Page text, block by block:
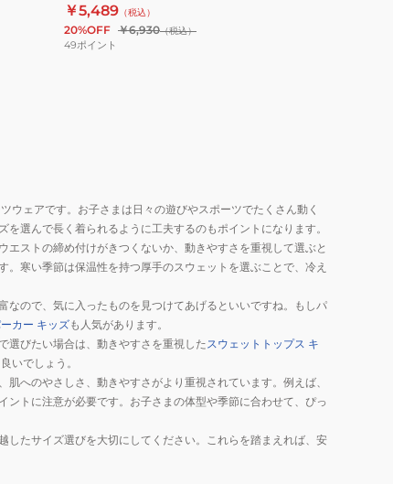
￥5,489 （税込）
20%OFF ￥6,930（税込）
49ポイント
ウェアです。お子さまは日々の遊びやスポーツでたくさん動く
選んで長く着られるように工夫するのもポイントになります。
ストの締め付けがきつくないか、動きやすさを重視して選ぶと
寒い季節は保温性を持つ厚手のスウェットを選ぶことで、冷え
ので、気に入ったものを見つけてあげるといいですね。もしパ
カー キッズも人気があります。
選びたい場合は、動きやすさを重視した スウェットトップス キ
いでしょう。
へのやさしさ、動きやすさがより重視されています。例えば、
トに注意が必要です。お子さまの体型や季節に合わせて、ぴっ
たサイズ選びを大切にしてください。これらを踏まえれば、安